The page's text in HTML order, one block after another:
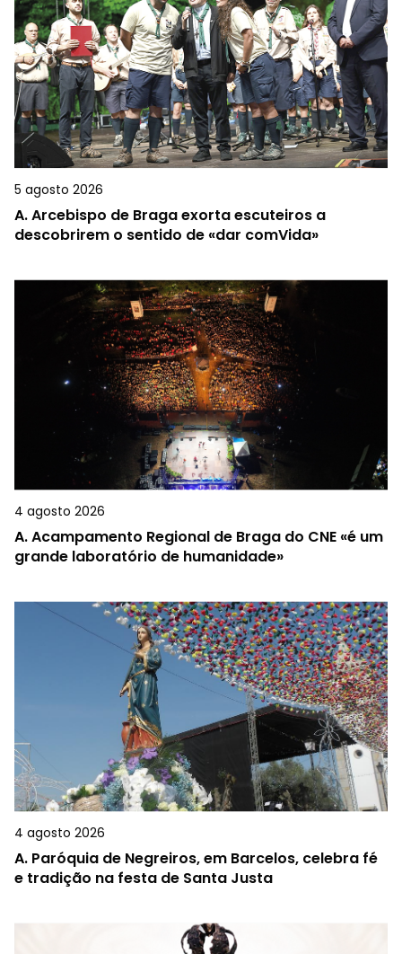
5 agosto 2026
A.Arcebispo de Braga exorta escuteiros a
descobrirem o sentido de «dar comVida»
4 agosto 2026
A.Acampamento Regional de Braga do CNE «é um
grande laboratório de humanidade»
4 agosto 2026
A. Paróquia de Negreiros, em Barcelos, celebra fé
e tradição na festa de Santa Justa